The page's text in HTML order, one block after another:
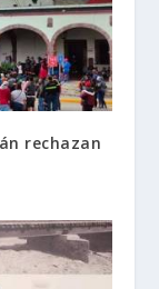
rechazan